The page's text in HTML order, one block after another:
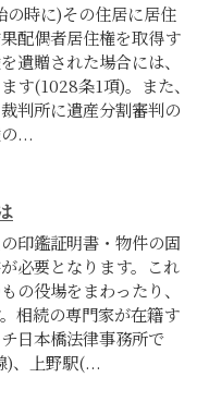
時に)その住居に居住
配偶者居住権を取得す
遺贈された場合には、
す(1028条1項)。また、
判所に遺産分割審判の
...
印鑑証明書・物件の固
必要となります。これ
の役場をまわったり、
相続の専門家が在籍す
日本橋法律事務所で
)、上野駅(...